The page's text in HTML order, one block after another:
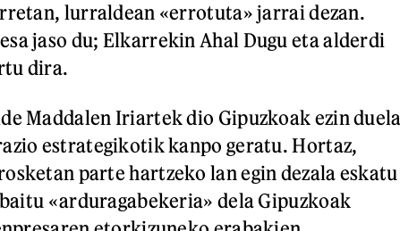
lurraldean «errotuta» jarrai dezan.
jaso du; Elkarrekin Ahal Dugu eta alderdi
dira.
Maddalen Iriartek dio Gipuzkoak ezin
estrategikotik kanpo geratu. Hortaz,
parte hartzeko lan egin dezala eskatu
«arduragabekeria» dela Gipuzkoak